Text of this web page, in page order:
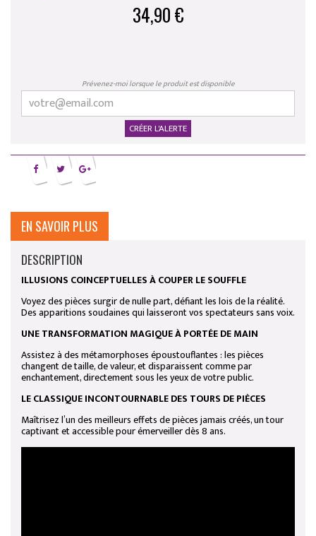
34,90 €
Prévenez-moi lorsque le produit est disponible
CRÉER L'ALERTE
EN SAVOIR PLUS
DESCRIPTION
ILLUSIONS COINCEPTUELLES À COUPER LE SOUFFLE
Voyez des pièces surgir de nulle part, défiant les lois de la réalité.
Des apparitions soudaines qui laisseront vos spectateurs sans voix.
UNE TRANSFORMATION MAGIQUE À PORTÉE DE MAIN
Assistez à des métamorphoses époustouflantes : les pièces
changent de taille, de valeur, et disparaissent comme par
enchantement, directement sous les yeux de votre public.
LE CLASSIQUE INCONTOURNABLE DES TOURS DE PIÈCES
Maîtrisez l’un des meilleurs effets de pièces jamais créés, un tour
captivant et accessible pour émerveiller dès 8 ans.